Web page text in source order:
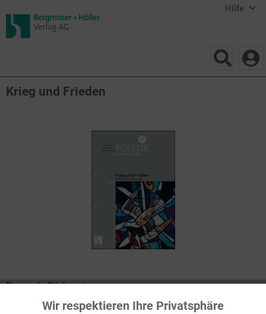
Hilfe
Krieg und Frieden
Passende Stichworte
Kriege, Konflikte
Funktionale Aktiv
Wir respektieren Ihre Privatsphäre